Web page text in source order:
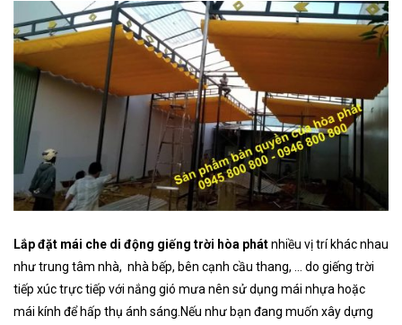
Lắp đặt mái che di động giếng trời hòa phátnhiều vị trí khác nhau
như trung tâm nhà, nhà bếp, bên cạnh cầu thang, … do giếng trời
tiếp xúc trực tiếp với nắng gió mưa nên sử dụng mái nhựa hoặc
mái kính để hấp thụ ánh sáng.Nếu như bạn đang muốn xây dựng